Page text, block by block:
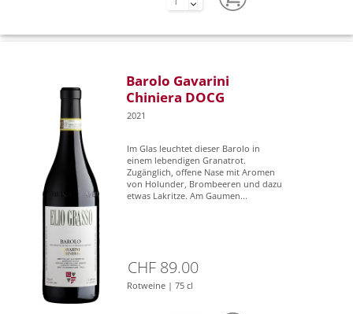
Barolo Gavarini
Chiniera DOCG
2021
Im Glas leuchtet dieser Barolo in
einem lebendigen Granatrot.
Zugänglich, offene Nase mit Aromen
von Holunder, Brombeeren und dazu
etwas Lakritze. Am Gaumen...
CHF 89.00
Rotweine | 75 cl